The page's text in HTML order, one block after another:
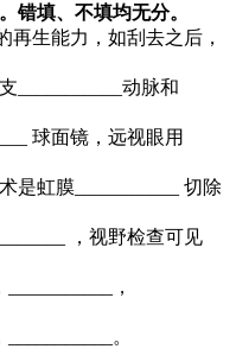
错填、不填均无分。
再生能力，如刮去之后，
___________动脉和
球面镜，远视眼用
是虹膜___________ 切除
，视野检查可见
，
。